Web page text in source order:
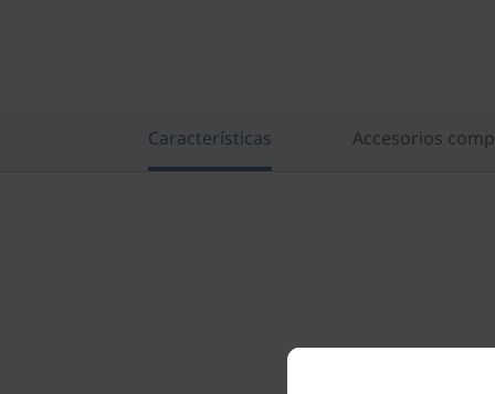
Características Accesorios